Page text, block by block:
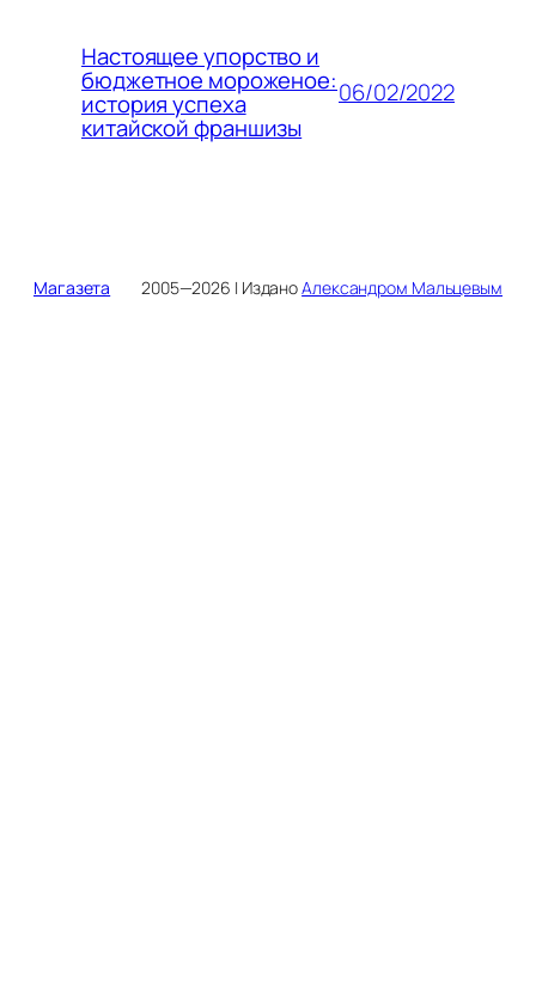
Настоящее упорство и
бюджетное мороженое:
история успеха
китайской франшизы
06/02/2022
Магазета 2005—2026 | ИзданоАлександром Мальцевым